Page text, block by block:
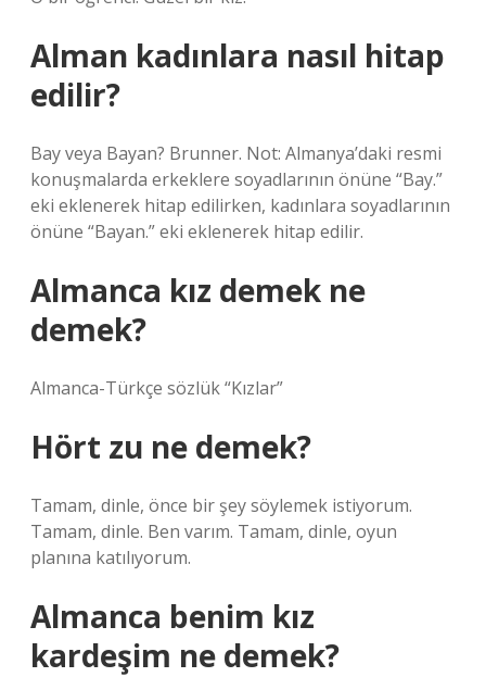
Alman kadınlara nasıl hitap
edilir?
Bay veya Bayan? Brunner. Not: Almanya’daki resmi
konuşmalarda erkeklere soyadlarının önüne “Bay.”
eki eklenerek hitap edilirken, kadınlara soyadlarının
önüne “Bayan.” eki eklenerek hitap edilir.
Almanca kız demek ne
demek?
Almanca-Türkçe sözlük “Kızlar”
Hört zu ne demek?
Tamam, dinle, önce bir şey söylemek istiyorum.
Tamam, dinle. Ben varım. Tamam, dinle, oyun
planına katılıyorum.
Almanca benim kız
kardeşim ne demek?